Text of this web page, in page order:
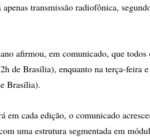
transmissão radiofônica,
afirmou, em comunicado, que todos
de Brasília), enquanto na terça-feira
Brasília).
em cada edição, o comunicado
uma estrutura segmentada em